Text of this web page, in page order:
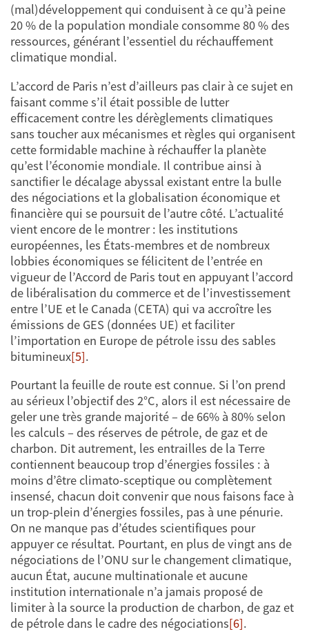
(mal)développement qui conduisent à ce qu’à peine
20 % de la population mondiale consomme 80 % des
ressources, générant l’essentiel du réchauffement
climatique mondial.
L’accord de Paris n’est d’ailleurs pas clair à ce sujet en
faisant comme s’il était possible de lutter
efficacement contre les dérèglements climatiques
sans toucher aux mécanismes et règles qui organisent
cette formidable machine à réchauffer la planète
qu’est l’économie mondiale. Il contribue ainsi à
sanctifier le décalage abyssal existant entre la bulle
des négociations et la globalisation économique et
financière qui se poursuit de l’autre côté. L’actualité
vient encore de le montrer : les institutions
européennes, les États-membres et de nombreux
lobbies économiques se félicitent de l’entrée en
vigueur de l’Accord de Paris tout en appuyant l’accord
de libéralisation du commerce et de l’investissement
entre l’UE et le Canada (CETA) qui va accroître les
émissions de GES (données UE) et faciliter
l’importation en Europe de pétrole issu des sables
bitumineux[5].
Pourtant la feuille de route est connue. Si l’on prend
au sérieux l’objectif des 2°C, alors il est nécessaire de
geler une très grande majorité – de 66% à 80% selon
les calculs – des réserves de pétrole, de gaz et de
charbon. Dit autrement, les entrailles de la Terre
contiennent beaucoup trop d’énergies fossiles : à
moins d’être climato-sceptique ou complètement
insensé, chacun doit convenir que nous faisons face à
un trop-plein d’énergies fossiles, pas à une pénurie.
On ne manque pas d’études scientifiques pour
appuyer ce résultat. Pourtant, en plus de vingt ans de
négociations de l’ONU sur le changement climatique,
aucun État, aucune multinationale et aucune
institution internationale n’a jamais proposé de
limiter à la source la production de charbon, de gaz et
de pétrole dans le cadre des négociations[6].